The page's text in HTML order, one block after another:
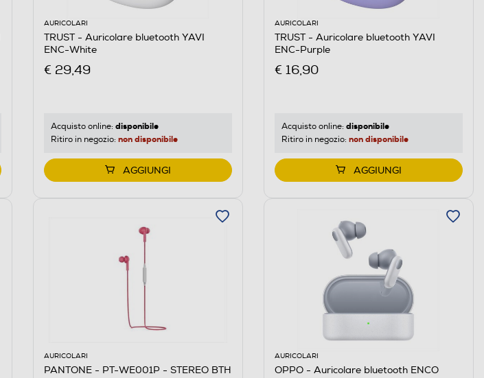
AURICOLARI
TRUST - Auricolare bluetooth YAVI
ENC-White
€ 29,49
Acquisto online: disponibile
Ritiro in negozio: non disponibile
AGGIUNGI
AURICOLARI
TRUST - Auricolare bluetooth YAVI
ENC-Purple
€ 16,90
Acquisto online: disponibile
Ritiro in negozio: non disponibile
AGGIUNGI
AURICOLARI
PANTONE - PT-WE001P - STEREO BTH
AURICOLARI
OPPO - Auricolare bluetooth ENCO